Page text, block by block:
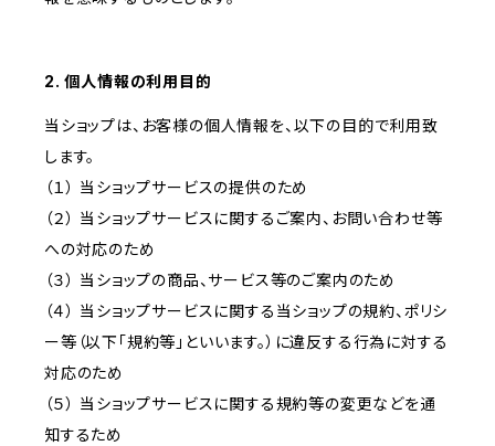
2. 個人情報の利用目的
当ショップは、お客様の個人情報を、以下の目的で利用致
します。
（１） 当ショップサービスの提供のため
（２） 当ショップサービスに関するご案内、お問い合わせ等
への対応のため
（３） 当ショップの商品、サービス等のご案内のため
（４） 当ショップサービスに関する当ショップの規約、ポリシ
ー等（以下「規約等」といいます。）に違反する行為に対する
対応のため
（５） 当ショップサービスに関する規約等の変更などを通
知するため